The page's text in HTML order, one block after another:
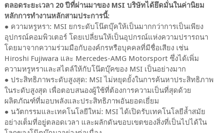
ตลอดระยะเวลา 20 ปีที่ผ่านมาของ MSI บริษัทได้ยึดมั่นในค่านิยม
หลักการทำงานหลักสามประการนี้:
● ความหรูหรา: MSI ยกระดับโน๊ตบุ๊คให้เป็นมากกว่าการเป็นเพียง
อุปกรณ์คอมพิวเตอร์ โดยเปลี่ยนให้เป็นอุปกรณ์แห่งความปรารถนา
โดยมาจากความร่วมมือกับองค์กรหรือบุคคลที่มีชื่อเสียง เช่น
Hiroshi Fujiwara และ Mercedes-AMG Motorsport ซึ่งได้เพิ่ม
ความหรูหราและสไตล์ให้กับโน๊ตบุ๊คของ MSI เป็นอย่างมาก
● ประสิทธิภาพระดับสูงสุด: MSI ไม่หยุดยั้งในการค้นหาประสิทธิภาพ
ในระดับสูงสุด เพื่อตอบสนองผู้ใช้ที่ต้องการความเป็นที่สุดด้วย
ผลิตภัณฑ์ที่มอบพลังและประสิทธิภาพอันยอดเยี่ยม
● นวัตกรรมและเทคโนโลยีใหม่: MSI ได้เปิดรับเทคโนโลยีล้ำสมัย
อย่างเต็มที่อยู่ตลอดเวลา และผลักดันขอบเขตของสิ่งที่เป็นไปได้ใน